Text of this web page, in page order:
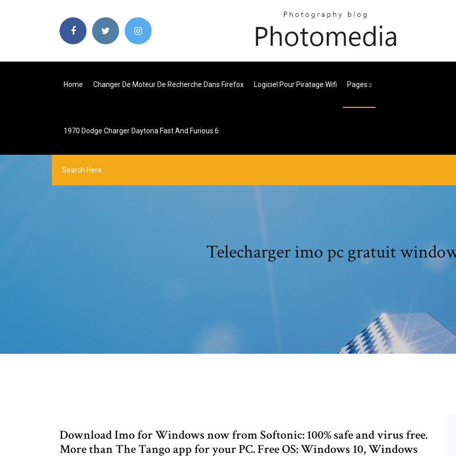
Home Changer De Moteur De Recherche Dans Firefox Logiciel Pour Piratage Wifi Pages
1970 Dodge Charger Daytona Fast And Furious 6
Telecharger imo pc gratuit
Download Imo for Windows now from Softonic: 100% safe and virus free.
More than The Tango app for your PC. Free OS: Windows 10, Windows